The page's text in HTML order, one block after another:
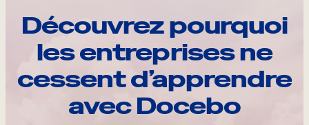
Découvrez pourquoi
les entreprises ne
cessent d’apprendre
avec Docebo